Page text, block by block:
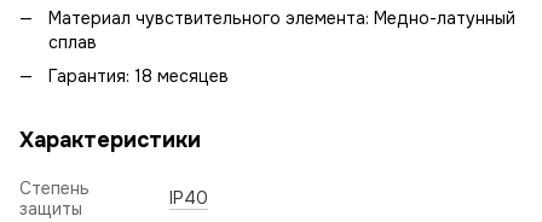
Материал чувствительного элемента: Медно-латунный
сплав
Гарантия: 18 месяцев
Характеристики
Степень
защиты
IP40